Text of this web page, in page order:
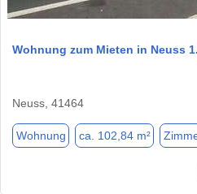
Wohnung zum Mieten in Neuss
Neuss, 41464
Wohnung ca. 102,84 m²